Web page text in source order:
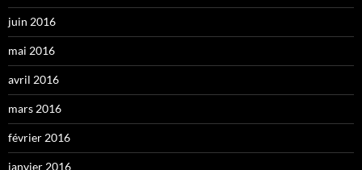
juin 2016
mai 2016
avril 2016
mars 2016
février 2016
janvier 2016